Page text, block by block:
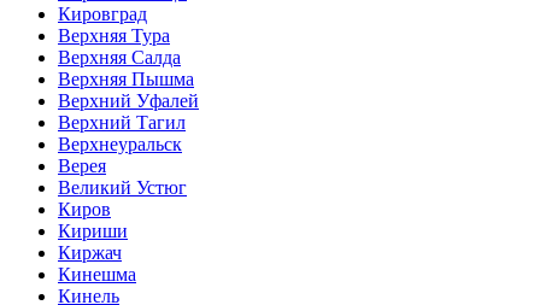
Кировград
Верхняя Тура
Верхняя Салда
Верхняя Пышма
Верхний Уфалей
Верхний Тагил
Верхнеуральск
Верея
Великий Устюг
Киров
Кириши
Киржач
Кинешма
Кинель